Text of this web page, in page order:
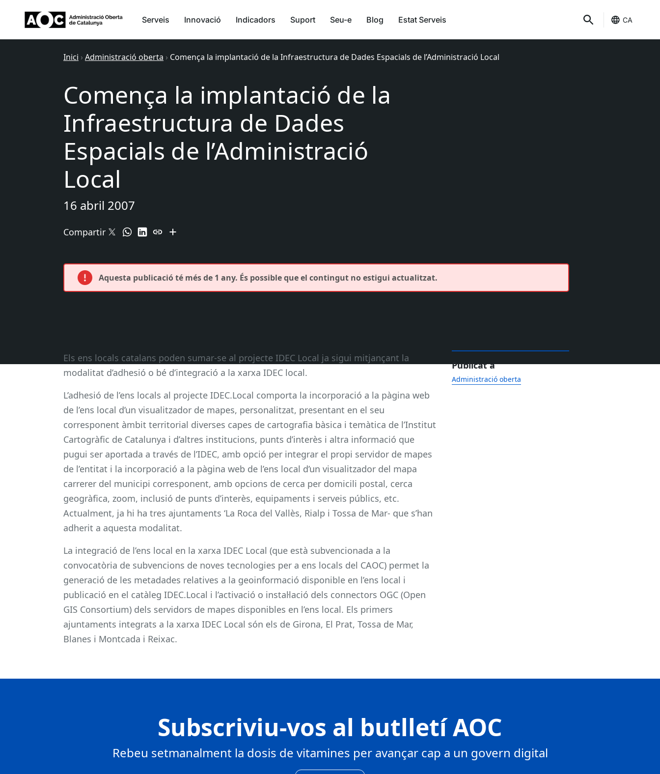
Serveis Innovació Indicadors Suport Seu-e Blog Estat Serveis CA
Inici › Administració oberta › Comença la implantació de la Infraestructura de Dades Espacials de l’Administració Local
Comença la implantació de la
Infraestructura de Dades
Espacials de l’Administració
Local
16 abril 2007
Compartir
Aquesta publicació té més de 1 any. És possible que el contingut no estigui actualitzat.
Els ens locals catalans poden sumar-se al projecte IDEC Local ja sigui mitjançant la
modalitat d’adhesió o bé d’integració a la xarxa IDEC local.
L’adhesió de l’ens locals al projecte IDEC.Local comporta la incorporació a la pàgina web
de l’ens local d’un visualitzador de mapes, personalitzat, presentant en el seu
corresponent àmbit territorial diverses capes de cartografia bàsica i temàtica de l’Institut
Cartogràfic de Catalunya i d’altres institucions, punts d’interès i altra informació que
pugui ser aportada a través de l’IDEC, amb opció per integrar el propi servidor de mapes
de l’entitat i la incorporació a la pàgina web de l’ens local d’un visualitzador del mapa
carrerer del municipi corresponent, amb opcions de cerca per domicili postal, cerca
geogràfica, zoom, inclusió de punts d’interès, equipaments i serveis públics, etc.
Actualment, ja hi ha tres ajuntaments ‘La Roca del Vallès, Rialp i Tossa de Mar- que s’han
adherit a aquesta modalitat.
La integració de l’ens local en la xarxa IDEC Local (que està subvencionada a la
convocatòria de subvencions de noves tecnologies per a ens locals del CAOC) permet la
generació de les metadades relatives a la geoinformació disponible en l’ens local i
publicació en el catàleg IDEC.Local i l’activació o instal·lació dels connectors OGC (Open
GIS Consortium) dels servidors de mapes disponibles en l’ens local. Els primers
ajuntaments integrats a la xarxa IDEC Local són els de Girona, El Prat, Tossa de Mar,
Blanes i Montcada i Reixac.
Publicat a
Administració oberta
Subscriviu-vos al butlletí AOC
Rebeu setmanalment la dosis de vitamines per avançar cap a un govern digital